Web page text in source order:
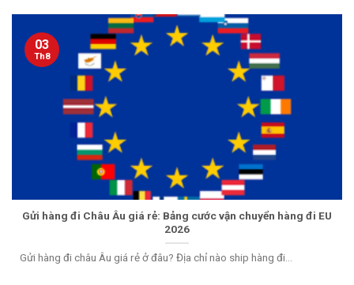
Gửi hàng đi Châu Âu giá rẻ: Bảng cước vận chuyển hàng đi EU
2026
Gửi hàng đi châu Âu giá rẻ ở đâu? Địa chỉ nào ship hàng đi...
03
Th8